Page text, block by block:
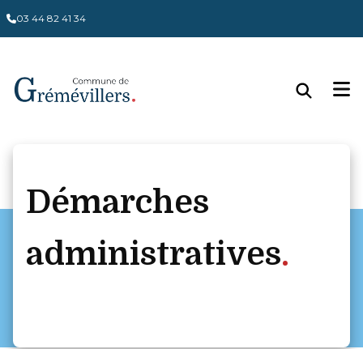
03 44 82 41 34
Démarches
administratives